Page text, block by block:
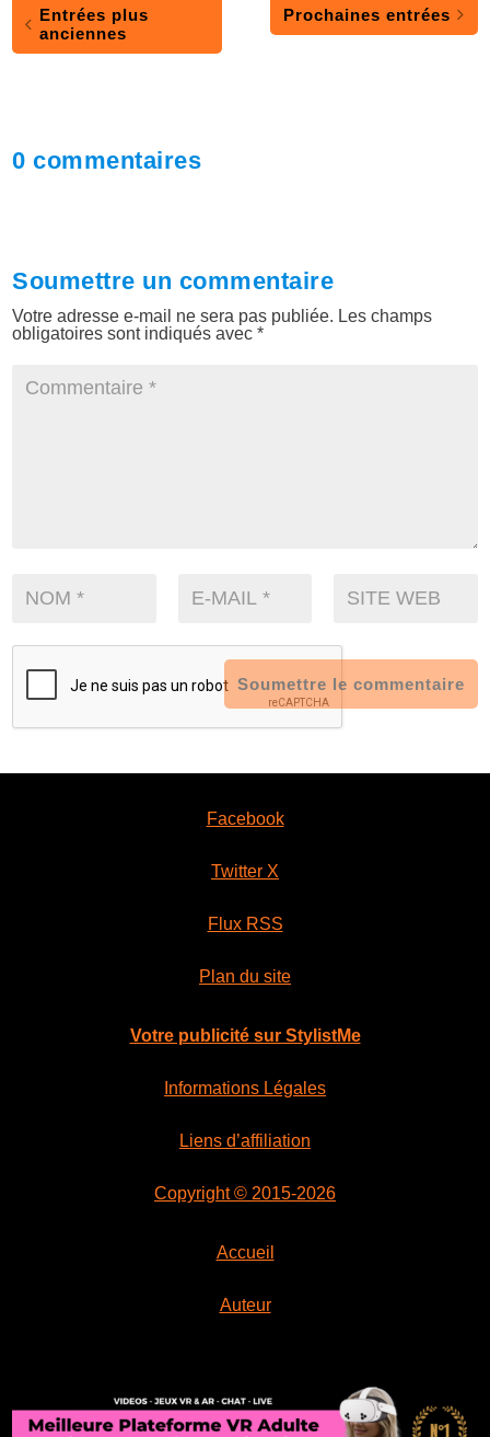
Entrées plus
anciennes
Prochaines entrées
0 commentaires
Soumettre un commentaire
Votre adresse e-mail ne sera pas publiée. Les champs
obligatoires sont indiqués avec*
Soumettre le commentaire
Facebook
Twitter X
Flux RSS
Plan du site
Votre publicité sur StylistMe
Informations Légales
Liens d’affiliation
Copyright © 2015-2026
Accueil
Auteur